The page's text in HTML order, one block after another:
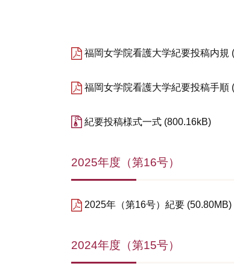
福岡女学院看護大学紀要投稿内規
福岡女学院看護大学紀要投稿手順
紀要投稿様式一式 800.16kB
2025年度（第16号）
2025年（第16号）紀要 50.80MB
2024年度（第15号）